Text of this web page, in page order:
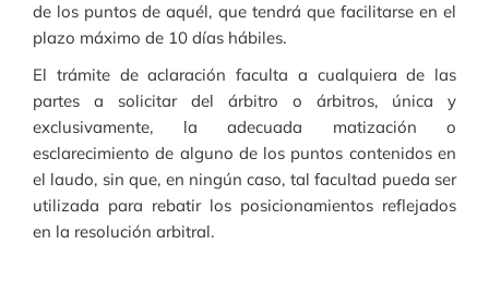
de los puntos de aquél, que tendrá que facilitarse en el
plazo máximo de 10 días hábiles.
El trámite de aclaración faculta a cualquiera de las
partes a solicitar del árbitro o árbitros, única y
exclusivamente, la adecuada matización o
esclarecimiento de alguno de los puntos contenidos en
el laudo, sin que, en ningún caso, tal facultad pueda ser
utilizada para rebatir los posicionamientos reflejados
en la resolución arbitral.